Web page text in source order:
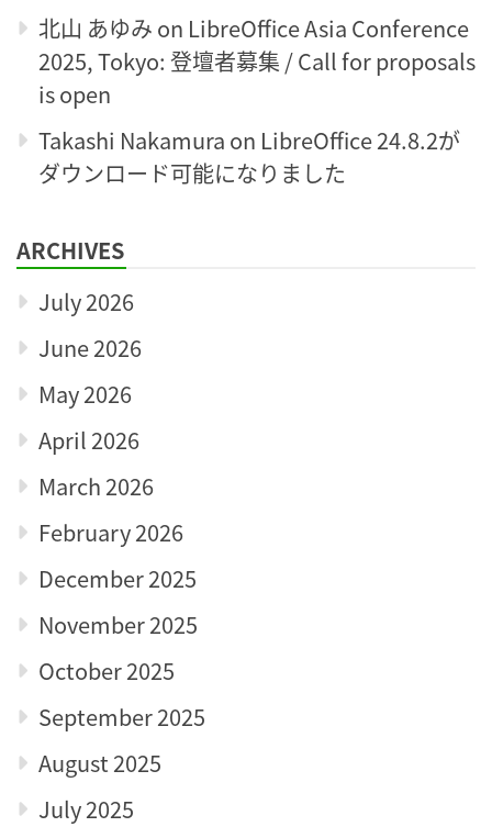
北山 あゆみ on LibreOffice Asia Conference
2025, Tokyo: 登壇者募集 / Call for proposals
is open
Takashi Nakamura on LibreOffice 24.8.2が
ダウンロード可能になりました
ARCHIVES
July 2026
June 2026
May 2026
April 2026
March 2026
February 2026
December 2025
November 2025
October 2025
September 2025
August 2025
July 2025